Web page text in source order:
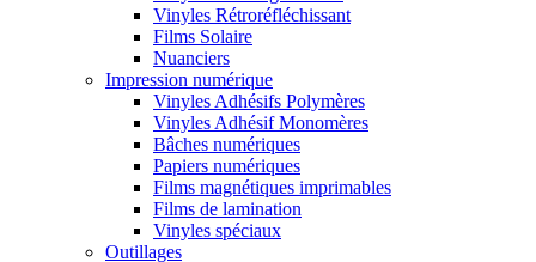
Vinyles Rétroréfléchissant
Films Solaire
Nuanciers
Impression numérique
Vinyles Adhésifs Polymères
Vinyles Adhésif Monomères
Bâches numériques
Papiers numériques
Films magnétiques imprimables
Films de lamination
Vinyles spéciaux
Outillages